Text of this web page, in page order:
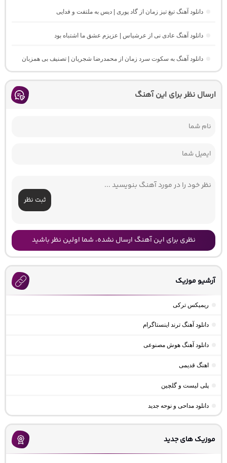
دانلود آهنگ تیغ تیز زمان از گاد پوری | دیس به ملتفت و فدایی
دانلود آهنگ عادی نی از عرشیاس | عزیزم عشق ما اشتباه بود
دانلود آهنگ به سکوت سرد زمان از محمدرضا شجریان | تصنیف بی همزبان
ارسال نظر برای این آهنگ
ثبت نظر
نظری برای این آهنگ ارسال نشده، شما اولین نظر باشید
آرشیو موزیک
ریمیکس ترکی
دانلود آهنگ ترند اینستاگرام
دانلود آهنگ هوش مصنوعی
اهنگ قدیمی
پلی لیست و گلچین
دانلود مداحی و نوحه جدید
موزیک های جدید